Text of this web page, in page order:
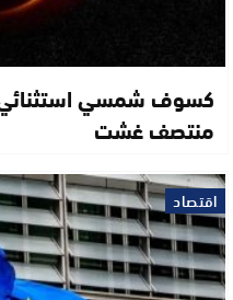
كسوف شمسي استثنائي
منتصف غشت
اقتصاد